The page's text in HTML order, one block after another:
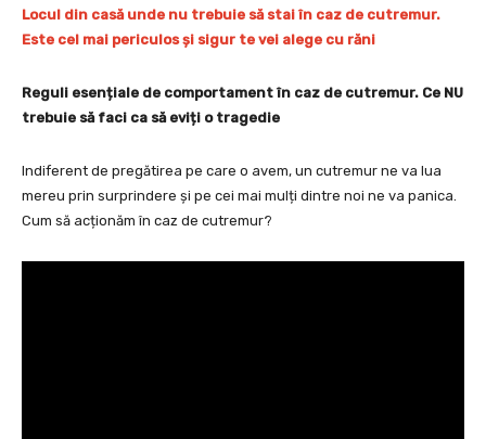
Locul din casă unde nu trebuie să stai în caz de cutremur.
Este cel mai periculos și sigur te vei alege cu răni
Reguli esențiale de comportament în caz de cutremur. Ce NU
trebuie să faci ca să eviți o tragedie
Indiferent de pregătirea pe care o avem, un cutremur ne va lua
mereu prin surprindere și pe cei mai mulți dintre noi ne va panica.
Cum să acționăm în caz de cutremur?